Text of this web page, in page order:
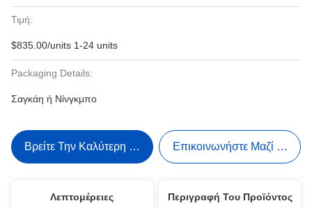
Τιμή:
$835.00/units 1-24 units
Packaging Details:
Σαγκάη ή Νίνγκμπο
Βρείτε Την Καλύτερη Τιμή Επικοινωνήστε Μαζί Μας
Λεπτομέρειες Περιγραφή Του Προϊόντος